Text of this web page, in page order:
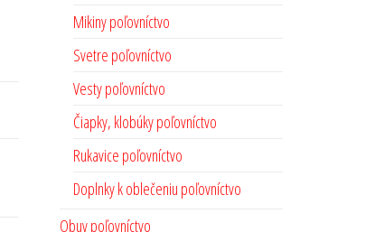
Mikiny poľovníctvo
Svetre poľovníctvo
Vesty poľovníctvo
Čiapky, klobúky poľovníctvo
Rukavice poľovníctvo
Doplnky k oblečeniu poľovníctvo
Obuv poľovníctvo